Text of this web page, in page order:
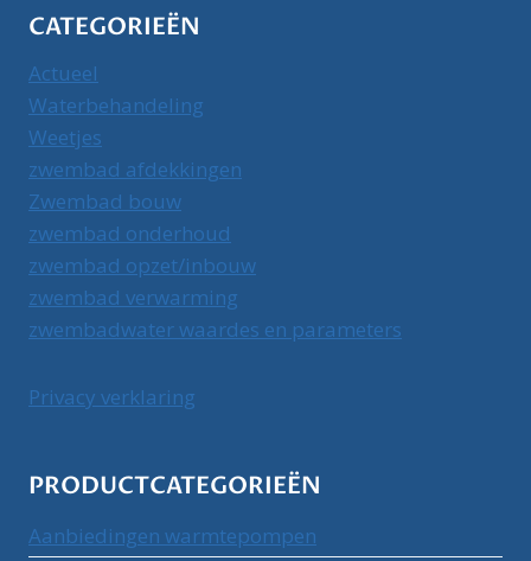
CATEGORIEËN
Actueel
Waterbehandeling
Weetjes
zwembad afdekkingen
Zwembad bouw
zwembad onderhoud
zwembad opzet/inbouw
zwembad verwarming
zwembadwater waardes en parameters
Privacy verklaring
PRODUCTCATEGORIEËN
Aanbiedingen warmtepompen